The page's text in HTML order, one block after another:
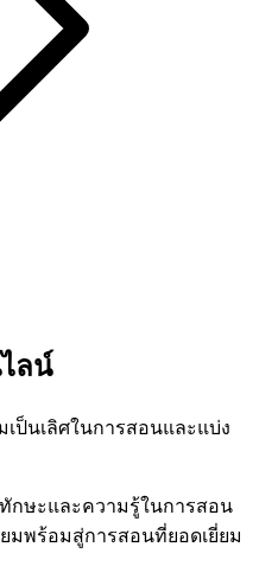
ลน์
ป็นเลิศในการสอนและแบ่ง
กษะและความรู้ในการสอน
มพร้อมสู่การสอนที่ยอดเยี่ยม